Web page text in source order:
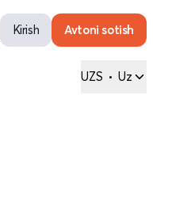
Kirish Avtoni sotish
UZS • Uz